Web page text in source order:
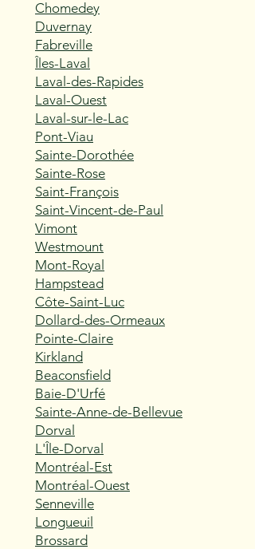
Chomedey
Duvernay
Fabreville
Îles-Laval
Laval-des-Rapides
Laval-Ouest
Laval-sur-le-Lac
Pont-Viau
Sainte-Dorothée
Sainte-Rose
Saint-François
Saint-Vincent-de-Paul
Vimont
Westmount
Mont-Royal
Hampstead
Côte-Saint-Luc
Dollard-des-Ormeaux
Pointe-Claire
Kirkland
Beaconsfield
Baie-D'Urfé
Sainte-Anne-de-Bellevue
Dorval
L'Île-Dorval
Montréal-Est
Montréal-Ouest
Senneville
Longueuil
Brossard